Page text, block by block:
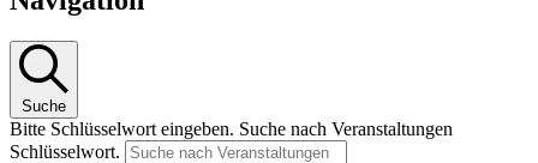
Februar
2026
Suche
Bitte Schlüsselwort eingeben. Suche nach Veranstaltungen
Schlüsselwort.